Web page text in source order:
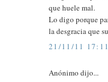
que huele mal.
Lo digo porque
la desgracia que
21/11/11 17:11
Anónimo dijo...